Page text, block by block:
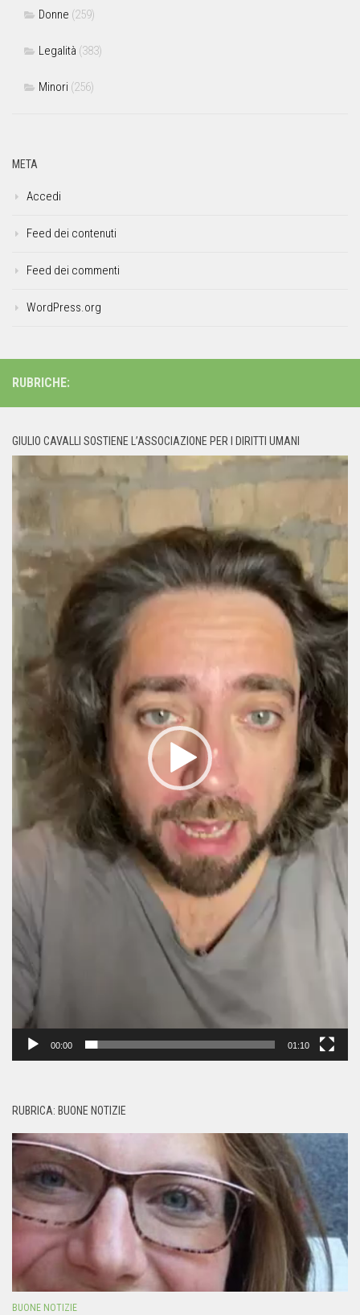
Donne (259)
Legalità (383)
Minori (256)
META
Accedi
Feed dei contenuti
Feed dei commenti
WordPress.org
RUBRICHE:
GIULIO CAVALLI SOSTIENE L’ASSOCIAZIONE PER I DIRITTI UMANI
Player
00:00 01:10
RUBRICA: BUONE NOTIZIE
BUONE NOTIZIE